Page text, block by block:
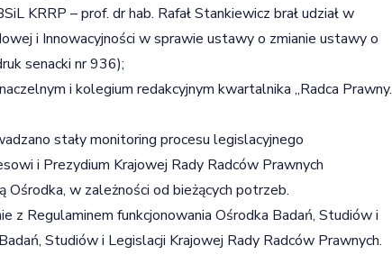
KRRP – prof. dr hab. Rafał Stankiewicz brał udział w
i Innowacyjności w sprawie ustawy o zmianie ustawy o
senacki nr 936);
i kolegium redakcyjnym kwartalnika „Radca Prawny.
stały monitoring procesu legislacyjnego
i Prezydium Krajowej Rady Radców Prawnych
Ośrodka, w zależności od bieżących potrzeb.
z Regulaminem funkcjonowania Ośrodka Badań, Studiów i
Studiów i Legislacji Krajowej Rady Radców Prawnych.